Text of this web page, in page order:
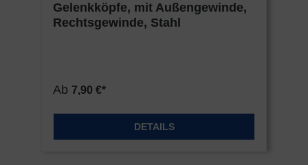
Gelenkköpfe, mit Außengewinde,
Rechtsgewinde, Stahl
Ab 7,90 €*
DETAILS